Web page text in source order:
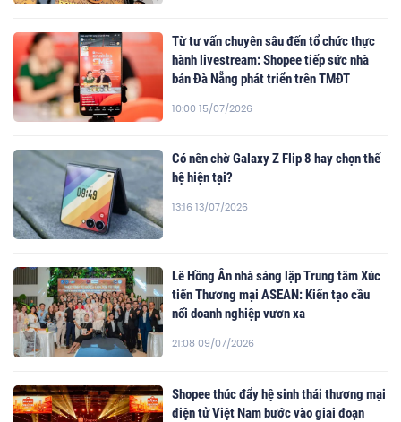
Từ tư vấn chuyên sâu đến tổ chức thực
hành livestream: Shopee tiếp sức nhà
bán Đà Nẵng phát triển trên TMĐT
10:00 15/07/2026
Có nên chờ Galaxy Z Flip 8 hay chọn thế
hệ hiện tại?
13:16 13/07/2026
Lê Hồng Ân nhà sáng lập Trung tâm Xúc
tiến Thương mại ASEAN: Kiến tạo cầu
nối doanh nghiệp vươn xa
21:08 09/07/2026
Shopee thúc đẩy hệ sinh thái thương mại
điện tử Việt Nam bước vào giai đoạn